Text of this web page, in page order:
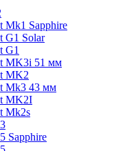
Mk1 Sapphire
G1 Solar
G1
MK3i 51 мм
MK2
Mk3 43 мм
MK2I
Mk2s
Sapphire